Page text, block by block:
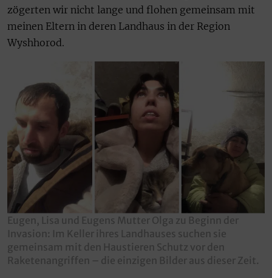
zögerten wir nicht lange und flohen gemeinsam mit
meinen Eltern in deren Landhaus in der Region
Wyshhorod.
Eugen, Lisa und Eugens Mutter Olga zu Beginn der
Invasion: Im Keller ihres Landhauses suchen sie
gemeinsam mit den Haustieren Schutz vor den
Raketenangriffen – die einzigen Bilder aus dieser Zeit.